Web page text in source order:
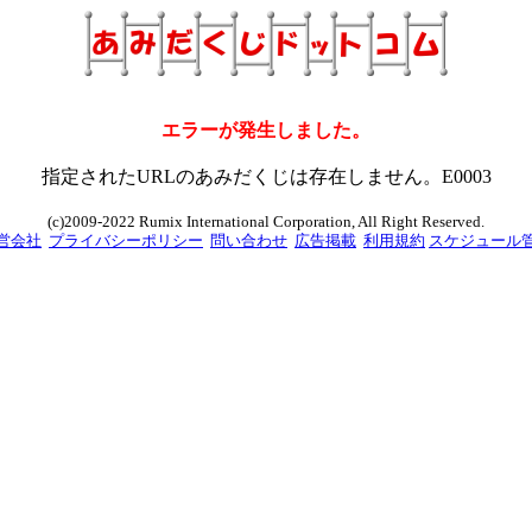
エラーが発生しました。
指定されたURLのあみだくじは存在しません。E0003
(c)2009-2022 Rumix International Corporation, All Right Reserved.
会社 プライバシーポリシー 問い合わせ 広告掲載 利用規約 スケジュール